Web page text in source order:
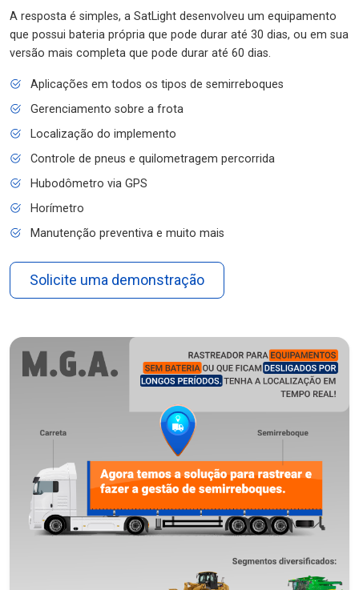
A resposta é simples, a SatLight desenvolveu um equipamento
que possui bateria própria que pode durar até 30 dias, ou em sua
versão mais completa que pode durar até 60 dias.
Aplicações em todos os tipos de semirreboques
Gerenciamento sobre a frota
Localização do implemento
Controle de pneus e quilometragem percorrida
Hubodômetro via GPS
Horímetro
Manutenção preventiva e muito mais
Solicite uma demonstração